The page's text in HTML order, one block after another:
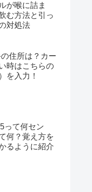
が喉に詰ま
む方法と引っ
対処法
の住所は？カー
時はこちらの
を入力！
って何セン
何？覚え方を
るように紹介